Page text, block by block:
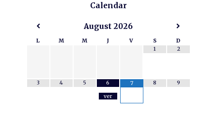
Calendar
August 2026
L M M J V S
D
1
2
3 4 5
6
ver
7 8 9